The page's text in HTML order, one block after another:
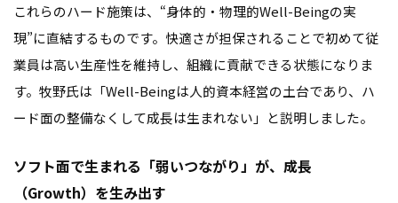
これらのハード施策は、“身体的・物理的Well-Beingの実
現”に直結するものです。快適さが担保されることで初めて従
業員は高い生産性を維持し、組織に貢献できる状態になりま
す。牧野氏は「Well-Beingは人的資本経営の土台であり、ハ
ード面の整備なくして成長は生まれない」と説明しました。
ソフト面で生まれる「弱いつながり」が、成長
（Growth）を生み出す